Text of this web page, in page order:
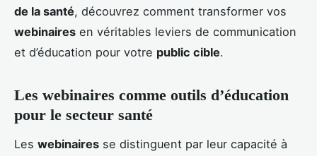
de la santé, découvrez comment transformer vos
webinaires en véritables leviers de communication
et d’éducation pour votre public cible.
Les webinaires comme outils d’éducation
pour le secteur santé
Les webinaires se distinguent par leur capacité à